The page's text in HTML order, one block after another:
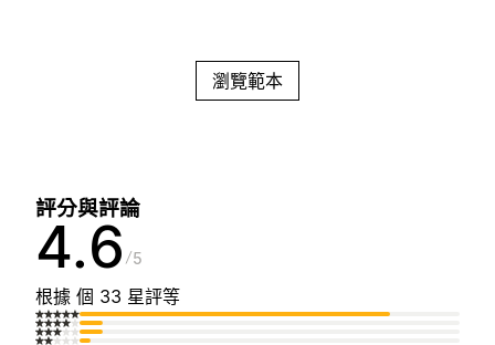
瀏覽範本
評分與評論
4.6 5
根據 個 33 星評等